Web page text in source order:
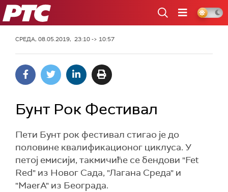
РТС
СРЕДА, 08.05.2019, 23:10 -> 10:57
Бунт Рок Фестивал
Пети Бунт рок фестивал стигао је до
половине квалификационог циклуса. У
петој емисији, такмичиће се бендови "Fet
Red" из Новог Сада, "Лагана Среда" и
"MaerA" из Београда.